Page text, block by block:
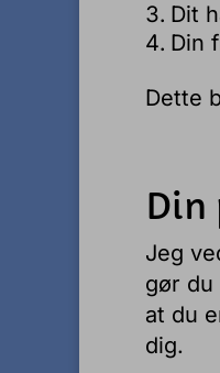
Dit
Din
Dette
Din
Jeg
gør du
at du
dig.